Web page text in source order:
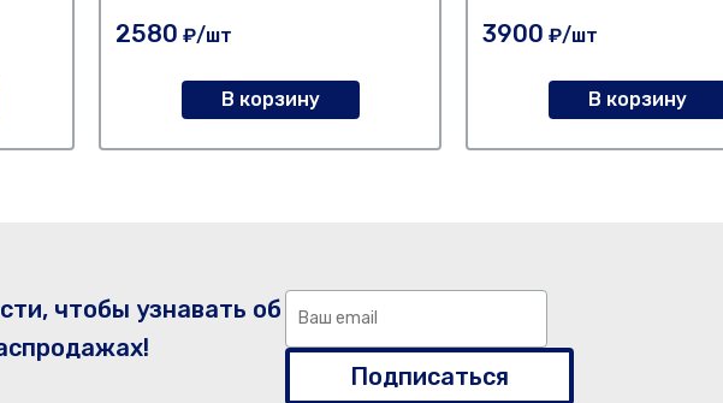
2580 ₽/шт
В корзину
3900 ₽/шт
В корзину
чтобы узнавать об
Подписаться